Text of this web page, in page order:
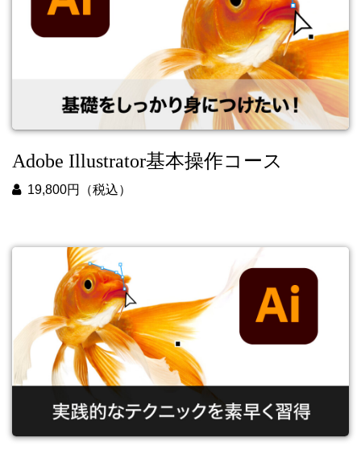
Adobe Illustrator基本操作コース
19,800円（税込）